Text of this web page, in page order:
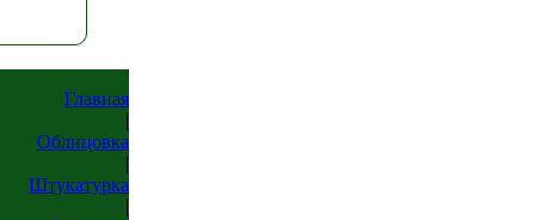
Главная
|
Облицовка
|
Штукатурка
|